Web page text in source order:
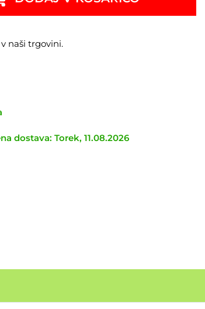
v naši trgovini.
dostava: Torek, 11.08.2026